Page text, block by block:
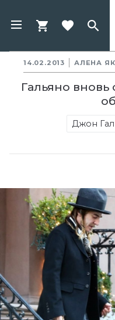
14.02.2013 АЛЕНА
Гальяно
Джон